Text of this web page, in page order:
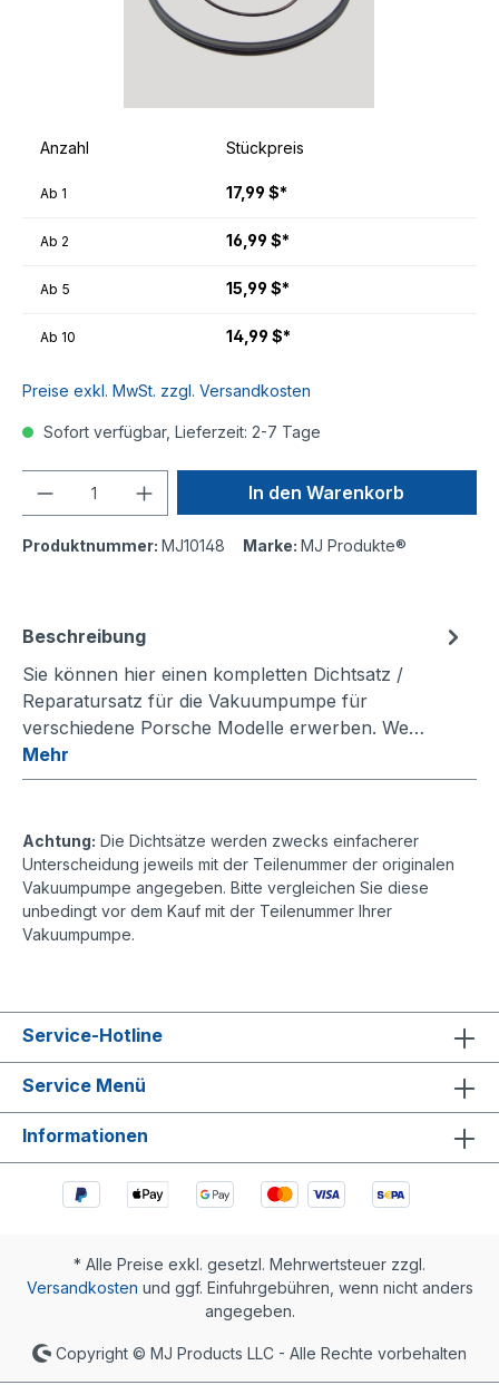
Anzahl Stückpreis
Ab 1 17,99 $*
Ab 2 16,99 $*
Ab 5 15,99 $*
Ab 10 14,99 $*
Preise exkl. MwSt. zzgl. Versandkosten
Sofort verfügbar, Lieferzeit: 2-7 Tage
In den Warenkorb
Produktnummer: MJ10148 Marke: MJ Produkte®
Beschreibung
Sie können hier einen kompletten Dichtsatz /
Reparatursatz für die Vakuumpumpe für
verschiedene Porsche Modelle erwerben. We…
Mehr
Achtung: Die Dichtsätze werden zwecks einfacherer
Unterscheidung jeweils mit der Teilenummer der originalen
Vakuumpumpe angegeben. Bitte vergleichen Sie diese
unbedingt vor dem Kauf mit der Teilenummer Ihrer
Vakuumpumpe.
Service-Hotline
Service Menü
Informationen
* Alle Preise exkl. gesetzl. Mehrwertsteuer zzgl.
Versandkosten und ggf. Einfuhrgebühren, wenn nicht anders
angegeben.
Copyright © MJ Products LLC - Alle Rechte vorbehalten